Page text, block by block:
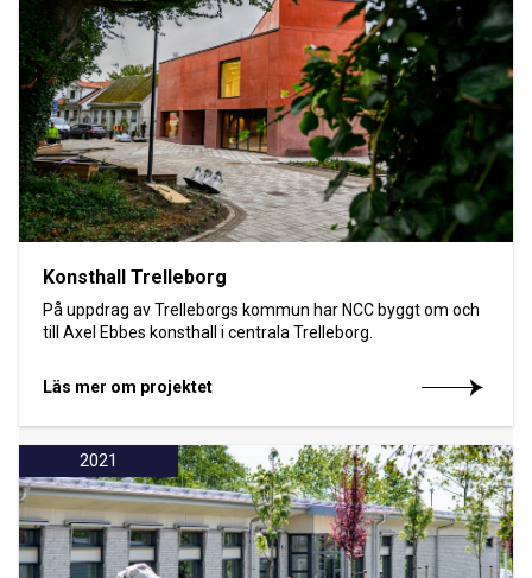
Konsthall Trelleborg
På uppdrag av Trelleborgs kommun har NCC byggt om och
till Axel Ebbes konsthall i centrala Trelleborg.
Läs mer om projektet
2021